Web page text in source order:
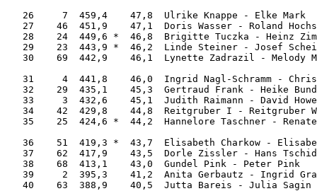
26     7  459,4    47,8  Ulrike Knappe - Elke Mark
27    46  451,9    47,1  Doris Wasser - Roland
28    24  449,6 *  46,8  Brigitte Tuczka - Heinz
29    23  443,9 *  46,2  Linde Steiner - Josef
30    69  442,9    46,1  Lynette Zadrazil -
31     4  441,8    46,0  Ingrid Nagl-Schramm -
32    29  435,1    45,3  Gertraud Frank - Heike
33     3  432,6    45,1  Judith Raimann - David
34    42  429,8    44,8  Reitgruber I - Reitgruber
35    25  424,6 *  44,2  Hannelore Taschner -
36    51  419,3 *  43,7  Elisabeth Charkow -
37    62  417,9    43,5  Dorle Zissler - Hans
38    68  413,1    43,0  Gundel Pink - Peter
39     2  395,3    41,2  Anita Gerbautz - Ingrid
40    63  388,9    40,5  Jutta Bareis - Julia